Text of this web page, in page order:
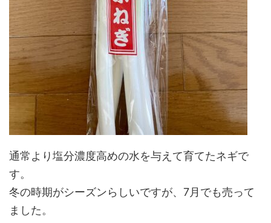
通常より塩分濃度高めの水を与えて育てたネギで
す。
冬の時期がシーズンらしいですが、7月でも売って
ました。